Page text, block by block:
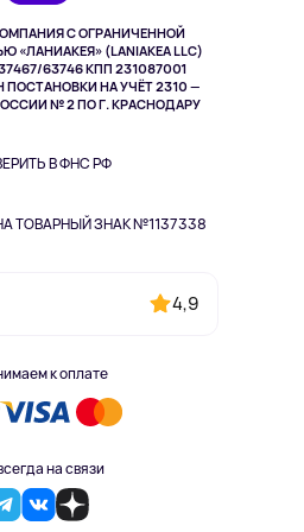
С ОГРАНИЧЕННОЙ
«ЛАНИАКЕЯ» (LANIAKEA LLC)
63746 КПП 231087001
НА УЧЁТ 2310 —
№ 2 ПО Г. КРАСНОДАРУ
В ФНС РФ
ТОВАРНЫЙ ЗНАК №1137338
4,9
к оплате
на связи